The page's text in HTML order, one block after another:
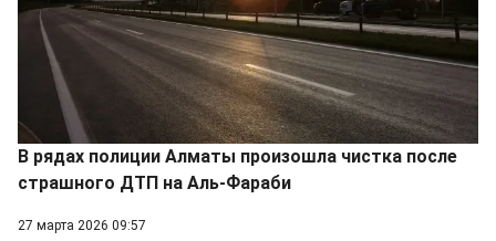
В рядах полиции Алматы произошла чистка после
страшного ДТП на Аль-Фараби
27 марта 2026 09:57